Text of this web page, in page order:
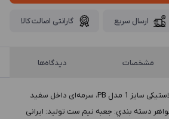
ارسال سریع گارانتی اصالت کالا
مشخصات دیدگاه‌ها
توضيحات :جعبه نیم ست پلاستیکی سایز 1 مدل PB، سرمه‌ای داخل سفید
دسته بندي: جعبه نیم ست توليد: ایرانی